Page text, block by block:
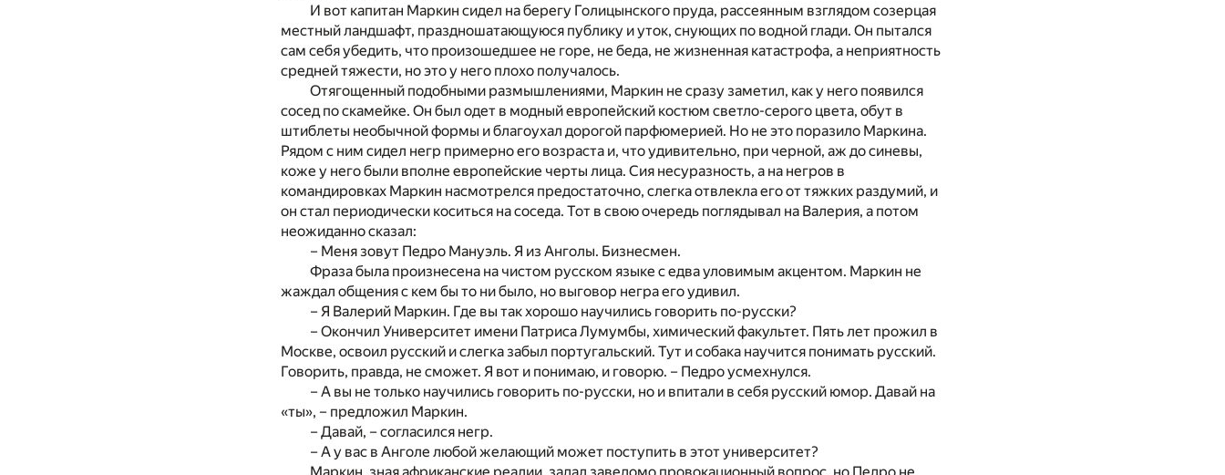
И вот капитан Маркин сидел на берегу Голицынского пруда, рассеянным взглядом созерцая
местный ландшафт, праздношатающуюся публику и уток, снующих по водной глади. Он пытался
сам себя убедить, что произошедшее не горе, не беда, не жизненная катастрофа, а неприятность
средней тяжести, но это у него плохо получалось.
Отягощенный подобными размышлениями, Маркин не сразу заметил, как у него появился
сосед по скамейке. Он был одет в модный европейский костюм светло-серого цвета, обут в
штиблеты необычной формы и благоухал дорогой парфюмерией. Но не это поразило Маркина.
Рядом с ним сидел негр примерно его возраста и, что удивительно, при черной, аж до синевы,
коже у него были вполне европейские черты лица. Сия несуразность, а на негров в
командировках Маркин насмотрелся предостаточно, слегка отвлекла его от тяжких раздумий, и
он стал периодически коситься на соседа. Тот в свою очередь поглядывал на Валерия, а потом
неожиданно сказал:
– Меня зовут Педро Мануэль. Я из Анголы. Бизнесмен.
Фраза была произнесена на чистом русском языке с едва уловимым акцентом. Маркин не
жаждал общения с кем бы то ни было, но выговор негра его удивил.
– Я Валерий Маркин. Где вы так хорошо научились говорить по-русски?
– Окончил Университет имени Патриса Лумумбы, химический факультет. Пять лет прожил в
Москве, освоил русский и слегка забыл португальский. Тут и собака научится понимать русский.
Говорить, правда, не сможет. Я вот и понимаю, и говорю. – Педро усмехнулся.
– А вы не только научились говорить по-русски, но и впитали в себя русский юмор. Давай на
«ты», – предложил Маркин.
– Давай, – согласился негр.
– А у вас в Анголе любой желающий может поступить в этот университет?